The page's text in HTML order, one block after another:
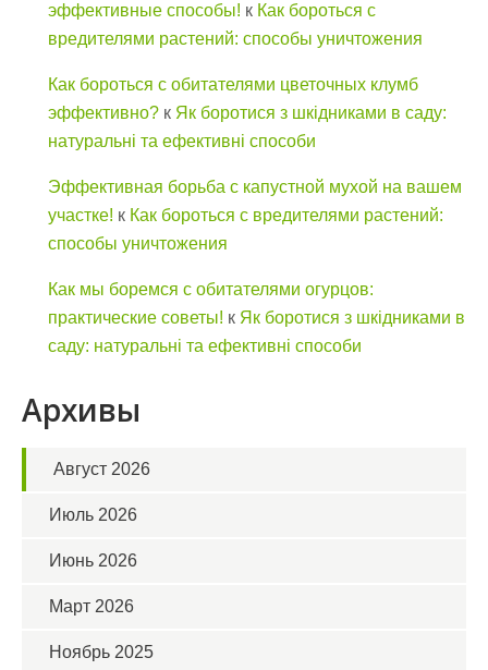
эффективные способы! к Как бороться с
вредителями растений: способы уничтожения
Как бороться с обитателями цветочных клумб
эффективно? к Як боротися з шкідниками в саду:
натуральні та ефективні способи
Эффективная борьба с капустной мухой на вашем
участке! к Как бороться с вредителями растений:
способы уничтожения
Как мы боремся с обитателями огурцов:
практические советы! к Як боротися з шкідниками в
саду: натуральні та ефективні способи
Архивы
Август 2026
Июль 2026
Июнь 2026
Март 2026
Ноябрь 2025